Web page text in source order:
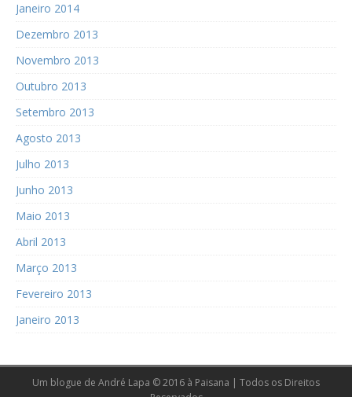
Janeiro 2014
Dezembro 2013
Novembro 2013
Outubro 2013
Setembro 2013
Agosto 2013
Julho 2013
Junho 2013
Maio 2013
Abril 2013
Março 2013
Fevereiro 2013
Janeiro 2013
Um blogue de André Lapa © 2016 à Paisana | Todos os Direitos